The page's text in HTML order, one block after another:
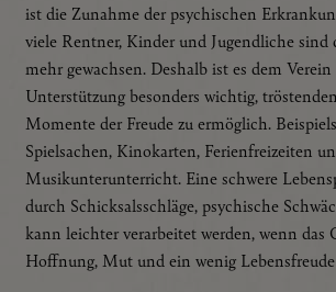
ist die Zunahme der psychischen
viele Rentner, Kinder und Jugendliche
mehr gewachsen. Deshalb ist es dem
Unterstützung besonders wichtig,
Momente der Freude zu ermöglich.
Spielsachen, Kinokarten, Ferienfreizeiten
Musikunterunterricht. Eine schwere
durch Schicksalsschläge, psychische
kann leichter verarbeitet werden, wenn das
Hoffnung, Mut und ein wenig